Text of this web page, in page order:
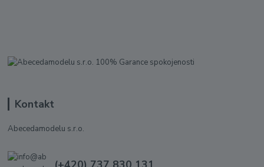
Kontakt
Abecedamodelu s.r.o.